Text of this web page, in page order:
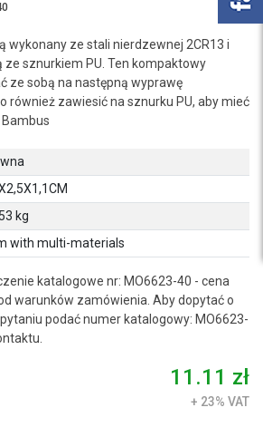
wykonany ze stali nierdzewnej 2CR13 i
ze sznurkiem PU. Ten kompaktowy
ze sobą na następną wyprawę
również zawiesić na sznurku PU, aby mieć
Bambus
kg
with multi-materials
katalogowe nr: MO6623-40 - cena
warunków zamówienia. Aby dopytać o
podać numer katalogowy: MO6623-
11.11 zł
+ 23% VAT